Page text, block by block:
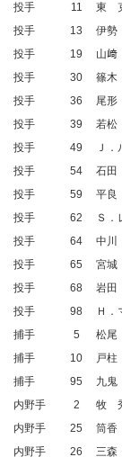
投手 11
東
投手
13
伊
投手
19
山
投手
30
篠
投手
36
尾
投手
39
若
投手
49
Ｊ
投手
54
石
投手
59
平
投手
62
Ｓ．
投手
64
中
投手
65
宮
投手
68
岩
投手
98
Ｈ．
捕手
5
松
捕手
10
戸
捕手
95
九
内野手
2
牧
内野手
25
筒
内野手
26 三